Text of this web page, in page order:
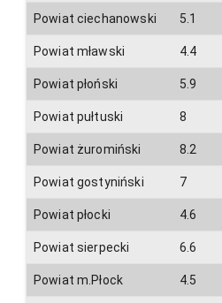
Powiat ciechanowski 5.1
Powiat mławski 4.4
Powiat płoński 5.9
Powiat pułtuski 8
Powiat żuromiński 8.2
Powiat gostyniński 7
Powiat płocki 4.6
Powiat sierpecki 6.6
Powiat m.Płock 4.5